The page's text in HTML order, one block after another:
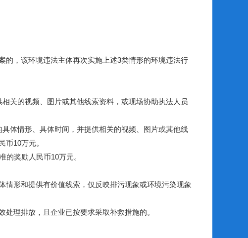
，该环境违法主体再次实施上述3类情形的环境违法行
关的视频、图片或其他线索资料，或现场协助执法人员
体情形、具体时间，并提供相关的视频、图片或其他线
10万元。
奖励人民币10万元。
形和提供有价值线索，仅反映排污现象或环境污染现象
理排放，且企业已按要求采取补救措施的。